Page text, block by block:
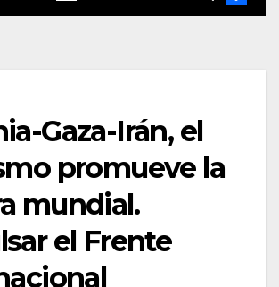
Gaza-Irán, el
promueve la
mundial.
el Frente